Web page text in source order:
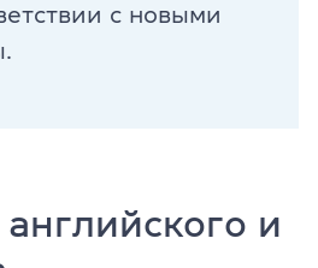
с новыми
и